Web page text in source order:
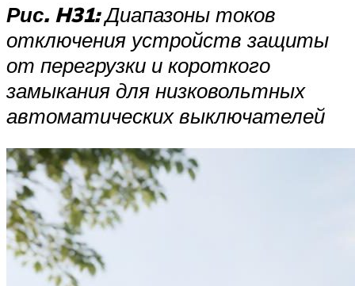
Рис. H31: Диапазоны токов
отключения устройств защиты
от перегрузки и короткого
замыкания для низковольтных
автоматических выключателей